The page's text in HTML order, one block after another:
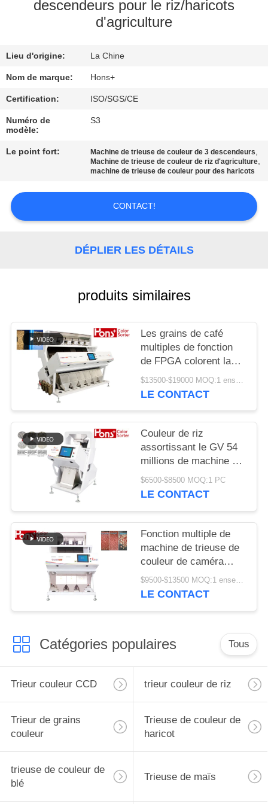
CONTRÔLE
QUALITÉ
CONTACTEZ-
NOUS
DEMANDEZ
CITATION
POLICY
descendeurs pour le riz/haricots
d'agriculture
Lieu d'origine: La Chine
Nom de marque: Hons+
Certification: ISO/SGS/CE
Numéro de
modèle:
S3
Le point fort: Machine de trieuse de couleur de 3 descendeurs,
Machine de trieuse de couleur de riz d'agriculture,
machine de trieuse de couleur pour des haricots
CONTACT!
DÉPLIER LES DÉTAILS
produits similaires
Les grains de café
multiples de fonction
de FPGA colorent la
trieuse
$13500-$19000 MOQ:1 ensemble
LE CONTACT
Couleur de riz
assortissant le GV 54
millions de machine de
développement de
séparateur de pixel
$6500-$8500 MOQ:1 PC
LE CONTACT
Fonction multiple de
machine de trieuse de
couleur de caméra
CCD d'arachide de 3
descendeurs
$9500-$13500 MOQ:1 ensemble
LE CONTACT
Catégories populaires Tous
Trieur couleur CCD trieur couleur de riz
Trieur de grains
couleur
Trieuse de couleur de
haricot
trieuse de couleur de
blé
Trieuse de maïs